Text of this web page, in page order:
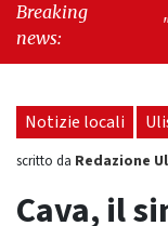
Breaking
news:
Notizie locali
scritto da Redazione
Cava, il